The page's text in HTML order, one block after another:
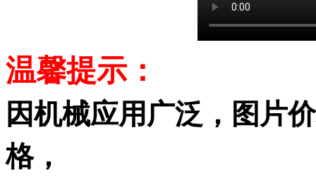
温馨提示：
因机械应用广泛，图片
格，